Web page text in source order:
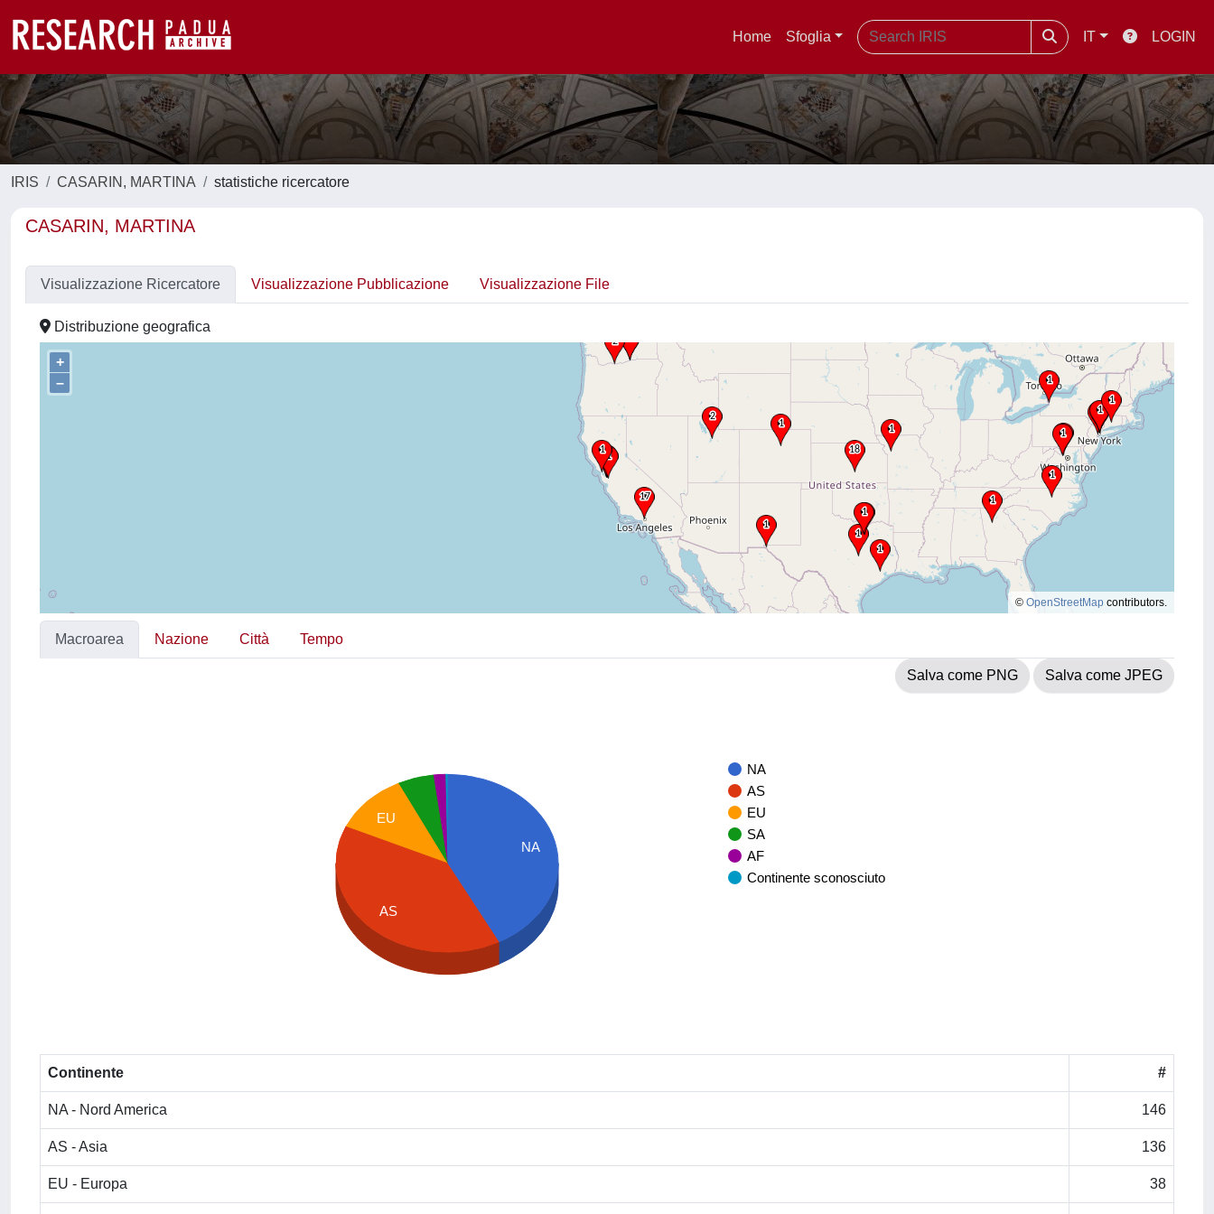
Home Sfoglia IT LOGIN
IRIS CASARIN, MARTINA statistiche ricercatore
CASARIN, MARTINA
Visualizzazione Ricercatore Visualizzazione Pubblicazione Visualizzazione File
Distribuzione geografica
+
–
© OpenStreetMap contributors.
Macroarea Nazione Città Tempo
Salva come PNG Salva come JPEG
NA
AS
EU
SA
AF
Continente sconosciuto
NA
EU
AS
Continente #
NA - Nord America 146
AS - Asia 136
EU - Europa 38